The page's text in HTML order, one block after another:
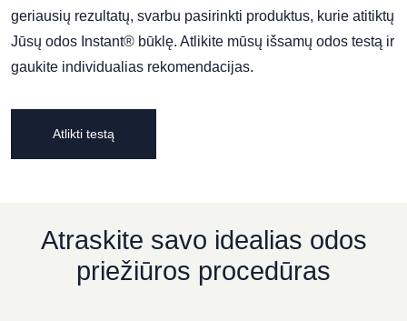
geriausių rezultatų, svarbu pasirinkti produktus, kurie atitiktų
Jūsų odos Instant® būklę. Atlikite mūsų išsamų odos testą ir
gaukite individualias rekomendacijas.
Atlikti testą
Atraskite savo idealias odos
priežiūros procedūras